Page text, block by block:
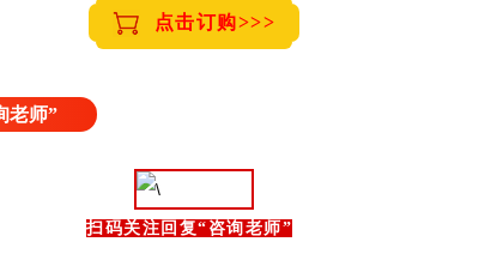
点击订购>>>
老师”
扫码关注回复“咨询老师”